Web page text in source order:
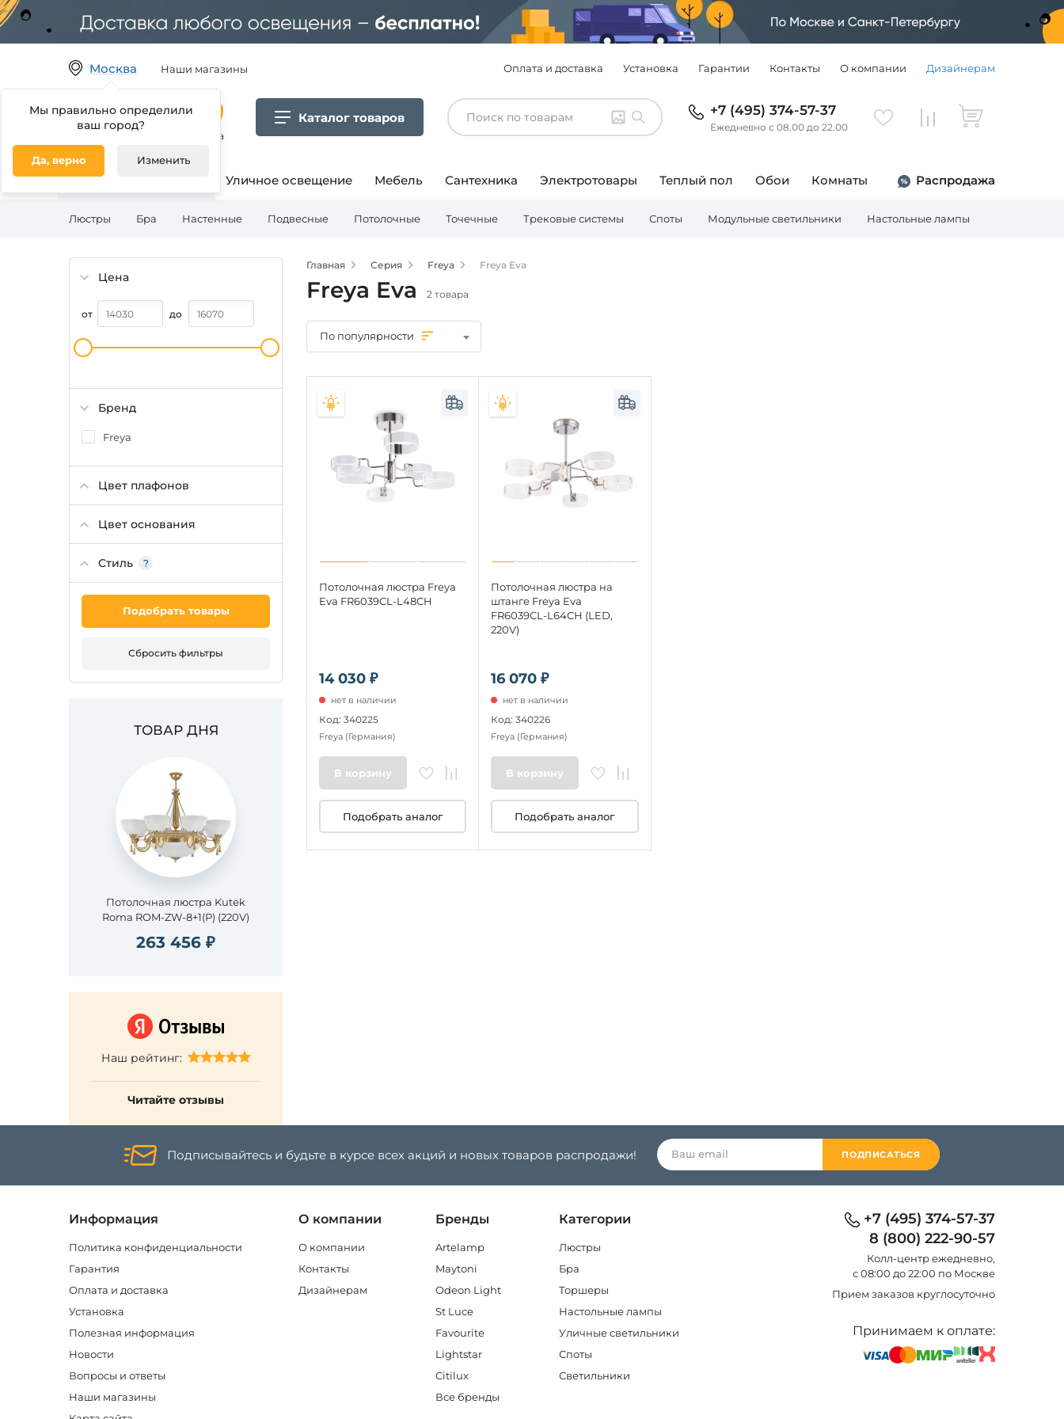
Москва
Мы правильно определили
ваш город?
Да, верно Изменить
Наши магазины Оплата и доставка Установка Гарантии Контакты О компании Дизайнерам
Гипермаркет товаров для дома
Каталог товаров +7 (495) 374-57-37
Ежедневно с 08.00 до 22.00
Освещение для дома Уличное освещение Мебель Сантехника Электротовары Теплый пол Обои Комнаты Распродажа
Люстры Бра Настенные Подвесные Потолочные Точечные Трековые системы Споты Модульные светильники Настольные лампы
Цена
от до
Бренд
Freya
Цвет плафонов
Цвет основания
Стиль
Подобрать товары
Сбросить фильтры
ТОВАР ДНЯ
Потолочная люстра Kutek
Roma ROM-ZW-8+1(P) (220V)
263 456 ₽
Наш рейтинг:
Читайте отзывы
Главная Серия Freya Freya Eva
Freya Eva 2 товара
По популярности
14 030 ₽
Потолочная люстра Freya
Eva FR6039CL-L48CH
нет в наличии
Код: 340225
Freya (Германия)
В корзину
Подобрать аналог
16 070 ₽
Потолочная люстра на
штанге Freya Eva
FR6039CL-L64CH (LED,
220V)
нет в наличии
Код: 340226
Freya (Германия)
В корзину
Подобрать аналог
Подписывайтесь и будьте в курсе всех акций и новых товаров распродажи! ПОДПИСАТЬСЯ
Информация
Политика конфиденциальности
Гарантия
Оплата и доставка
Установка
Полезная информация
Новости
Вопросы и ответы
Наши магазины
О компании
О компании
Контакты
Дизайнерам
Бренды
Artelamp
Maytoni
Odeon Light
St Luce
Favourite
Lightstar
Citilux
Все бренды
Категории
Люстры
Бра
Торшеры
Настольные лампы
Уличные светильники
Споты
Светильники
+7 (495) 374-57-37
8 (800) 222-90-57
Колл-центр eжедневно,
с 08:00 до 22:00 по Москве
Прием заказов круглосуточно
Принимаем к оплате: